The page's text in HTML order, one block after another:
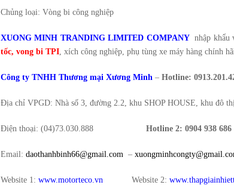
Chủng loại: Vòng bi công nghiệp
XUONG MINH TRANDING LIMITED COMPANY nhập khẩu
tốc, vong bi TPI , xích công nghiệp, phụ tùng xe máy hàng chính
Công ty TNHH Thương mại Xương Minh – Hotline:
Địa chỉ VPGD: Nhà số 3, đường 2.2, khu SHOP HOUSE, khu đô
Điện thoại: (04)73.030.888 Hotline 2: 0904 938 686
Email: daothanhbinh66@gmail.com –
Website 1: www.motorteco.vn Website 2: